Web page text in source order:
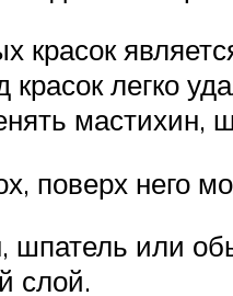
легко
мастихин,
поверх него
шпатель или
слой.